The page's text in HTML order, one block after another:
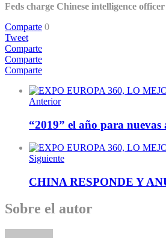
Feds charge Chinese intelligence
Comparte 0
Tweet
Comparte
Comparte
Comparte
Anterior
“2019” el año para nuevas
Siguiente
CHINA RESPONDE Y
Sobre el autor